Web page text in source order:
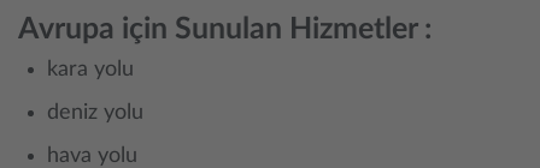
Avrupa için Sunulan Hizmetler :
kara yolu
deniz yolu
hava yolu